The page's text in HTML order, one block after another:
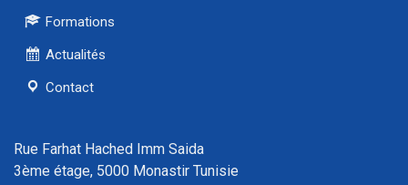
Formations
Actualités
Contact
Rue Farhat Hached Imm Saida
3ème étage, 5000 Monastir Tunisie